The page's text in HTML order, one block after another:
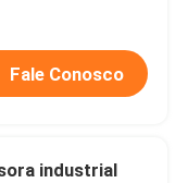
Fale Conosco
industrial